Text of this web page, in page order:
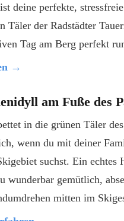
deine perfekte,
Täler der Radstädter
Tag am Berg perfekt
→
am Fuße des
in die grünen Täler
wenn du mit deiner
suchst. Ein
wunderbar gemütlich,
mitten im